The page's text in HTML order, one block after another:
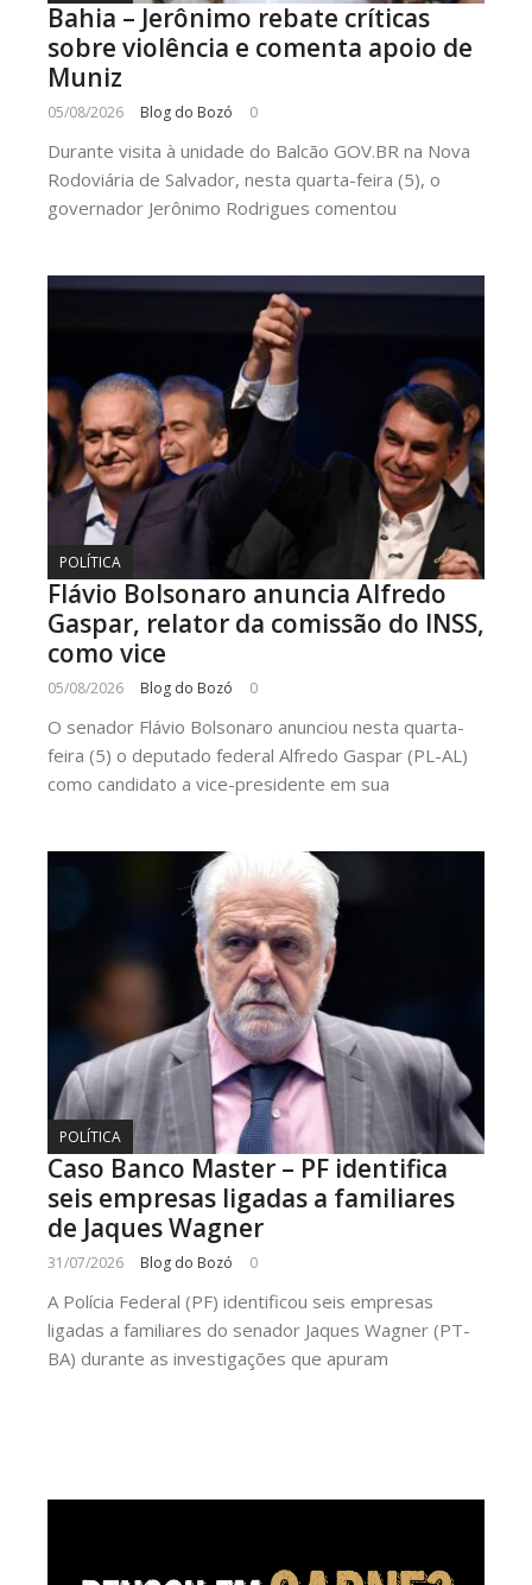
Bahia – Jerônimo rebate críticas
sobre violência e comenta apoio de
Muniz
05/08/2026 Blog do Bozó 0
Durante visita à unidade do Balcão GOV.BR na Nova
Rodoviária de Salvador, nesta quarta-feira (5), o
governador Jerônimo Rodrigues comentou
POLÍTICA
Flávio Bolsonaro anuncia Alfredo
Gaspar, relator da comissão do INSS,
como vice
05/08/2026 Blog do Bozó 0
O senador Flávio Bolsonaro anunciou nesta quarta-
feira (5) o deputado federal Alfredo Gaspar (PL-AL)
como candidato a vice-presidente em sua
POLÍTICA
Caso Banco Master – PF identifica
seis empresas ligadas a familiares
de Jaques Wagner
31/07/2026 Blog do Bozó 0
A Polícia Federal (PF) identificou seis empresas
ligadas a familiares do senador Jaques Wagner (PT-
BA) durante as investigações que apuram